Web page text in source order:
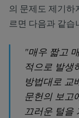
의 문제도 제기하
르면 다음과 같습
"매우 짧고
적으로 발생
방법대로 교
문헌의 보고
끄러운 털을